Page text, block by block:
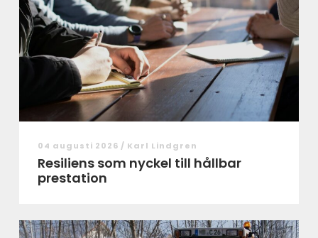
04 augusti 2026 / Karl Lindgren
Resiliens som nyckel till hållbar
prestation